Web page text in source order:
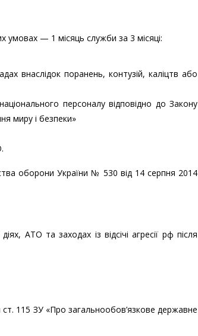
умовах — 1 місяць служби за 3 місяці:
внаслідок поранень, контузій, каліцтв або
персоналу відповідно до Закону
миру і безпеки»
оборони України № 530 від 14 серпня 2014
АТО та заходах із відсічі агресії рф після
115 ЗУ «Про загальнообов’язкове державне